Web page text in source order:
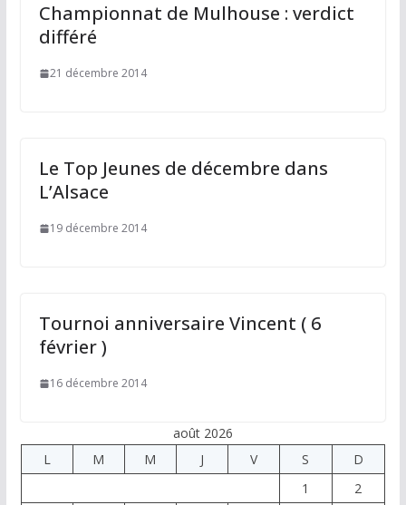
Championnat de Mulhouse : verdict
différé
21 décembre 2014
Le Top Jeunes de décembre dans
L’Alsace
19 décembre 2014
Tournoi anniversaire Vincent ( 6
février )
16 décembre 2014
août 2026
L
M M J V S
D
1
2